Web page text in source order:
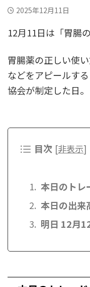
2025年12月11日
12月11日は「胃腸の
胃腸薬の正しい使
などをアピールす
協会が制定した日。
目次 [非表示]
本日のトレ
本日の出来
明日 12月